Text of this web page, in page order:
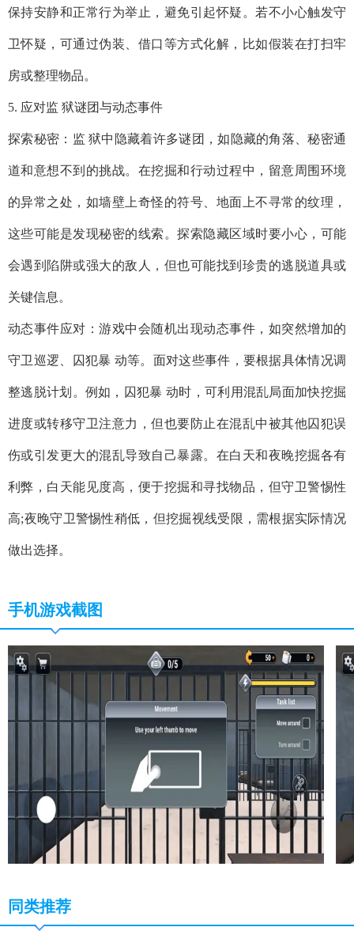
保持安静和正常行为举止，避免引起怀疑。若不小心触发守
卫怀疑，可通过伪装、借口等方式化解，比如假装在打扫牢
房或整理物品。
5. 应对监 狱谜团与动态事件
探索秘密：监 狱中隐藏着许多谜团，如隐藏的角落、秘密通
道和意想不到的挑战。在挖掘和行动过程中，留意周围环境
的异常之处，如墙壁上奇怪的符号、地面上不寻常的纹理，
这些可能是发现秘密的线索。探索隐藏区域时要小心，可能
会遇到陷阱或强大的敌人，但也可能找到珍贵的逃脱道具或
关键信息。
动态事件应对：游戏中会随机出现动态事件，如突然增加的
守卫巡逻、囚犯暴 动等。面对这些事件，要根据具体情况调
整逃脱计划。例如，囚犯暴 动时，可利用混乱局面加快挖掘
进度或转移守卫注意力，但也要防止在混乱中被其他囚犯误
伤或引发更大的混乱导致自己暴露。在白天和夜晚挖掘各有
利弊，白天能见度高，便于挖掘和寻找物品，但守卫警惕性
高;夜晚守卫警惕性稍低，但挖掘视线受限，需根据实际情况
做出选择。
手机游戏截图
同类推荐